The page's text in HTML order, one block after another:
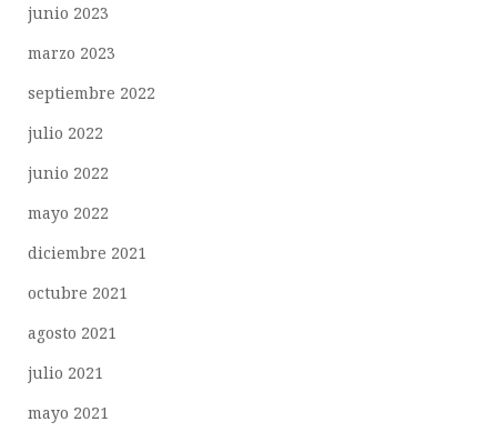
junio 2023
marzo 2023
septiembre 2022
julio 2022
junio 2022
mayo 2022
diciembre 2021
octubre 2021
agosto 2021
julio 2021
mayo 2021